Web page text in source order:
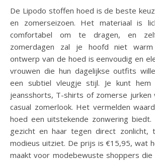
De Lipodo stoffen hoed is de beste
en zomerseizoen. Het materiaal is
comfortabel om te dragen, en
zomerdagen zal je hoofd niet warm
ontwerp van de hoed is eenvoudig en
vrouwen die hun dagelijkse outfits
een subtiel vleugje stijl. Je kunt hem
jeansshorts, T-shirts of zomerse jurken
casual zomerlook. Het vermelden
hoed een uitstekende zonwering
gezicht en haar tegen direct
modieus uitziet. De prijs is €15,95, wat
maakt voor modebewuste shoppers die